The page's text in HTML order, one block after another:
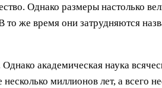
Однако размеры настолько
же время они затрудняются
академическая наука
миллионов лет, а всего